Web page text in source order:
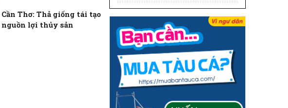
Cần Thơ: Thả giống tái tạo
nguồn lợi thủy sản